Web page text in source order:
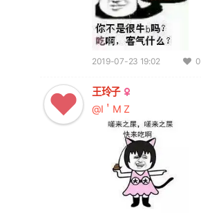
2019-07-23 19:02 0
王玲子
@I＇M Z